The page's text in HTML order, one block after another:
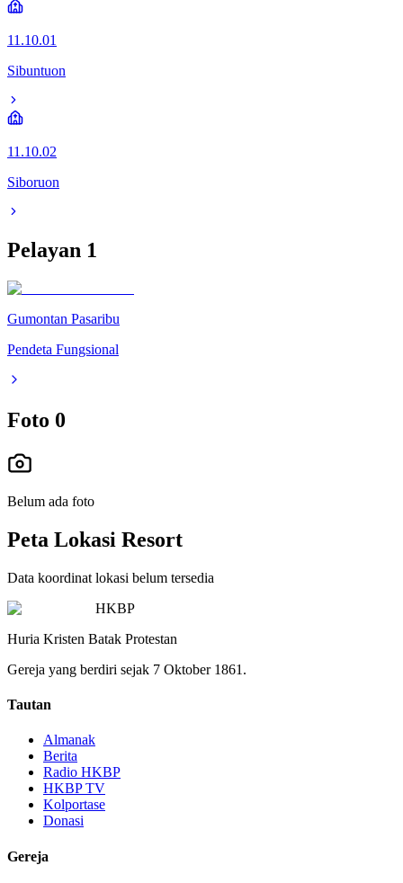
11.10.01
Sibuntuon
11.10.02
Siboruon
Pelayan 1
Gumontan Pasaribu
Pendeta Fungsional
Foto 0
Belum ada foto
Peta Lokasi Resort
Data koordinat lokasi belum tersedia
HKBP
Huria Kristen Batak Protestan
Gereja yang berdiri sejak 7 Oktober 1861.
Tautan
Almanak
Berita
Radio HKBP
HKBP TV
Kolportase
Donasi
Gereja